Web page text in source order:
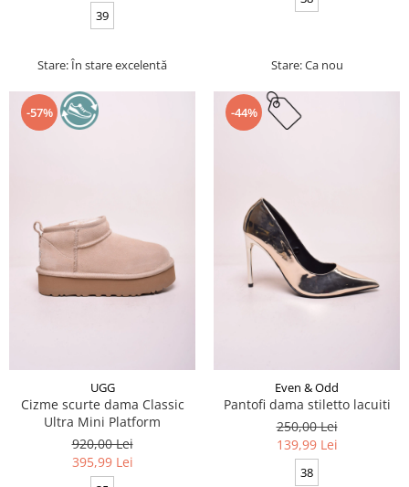
39
Stare: În stare excelentă Stare: Ca nou
-57%
UGG
Cizme scurte dama Classic
Ultra Mini Platform
920,00 Lei
395,99 Lei
-44%
Even & Odd
Pantofi dama stiletto lacuiti
250,00 Lei
139,99 Lei
38